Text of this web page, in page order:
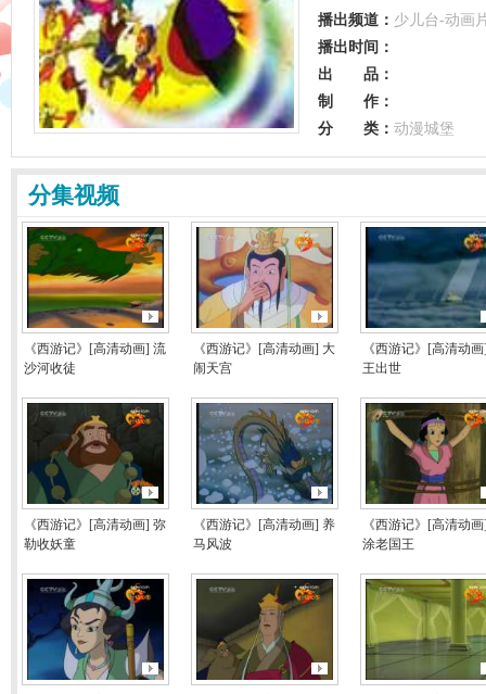
播出频道： 少儿台-动画
播出时间：
出 品：
制 作：
分 类： 动漫城堡
分集视频
《西游记》[高清动画] 流
沙河收徒
《西游记》[高清动画] 大
闹天宫
《西游记》[高清动
王出世
《西游记》[高清动画] 弥
勒收妖童
《西游记》[高清动画] 养
马风波
《西游记》[高清动
涂老国王